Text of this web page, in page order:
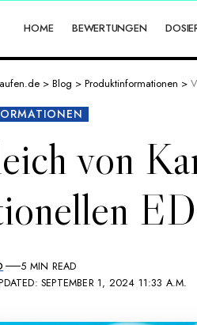
HOME BEWERTUNGEN
> Blog > Produktinformationen >
von
SEPTEMBER 1, 2024 11:33 A.M.
5 MIN READ